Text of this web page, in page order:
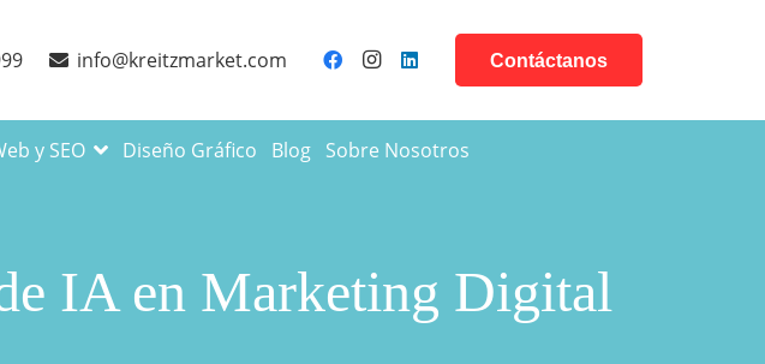
info@kreitzmarket.com Contáctanos
y SEO Diseño Gráfico Blog Sobre Nosotros
IA en Marketing Digital